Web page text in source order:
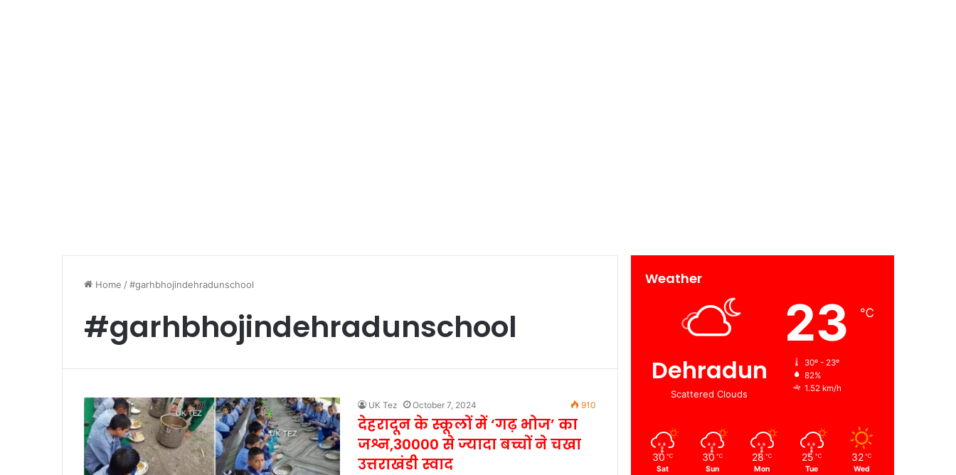
Home /#garhbhojindehradunschool
#garhbhojindehradunschool
UK Tez October 7, 2024 910
देहरादून के स्कूलों में ‘गढ़ भोज’ का
जश्न,30000 से ज्यादा बच्चों ने चखा
उत्तराखंडी स्वाद
Weather
Dehradun
Scattered Clouds
23 ℃
30º - 23º
82%
1.52 km/h
30 ℃
Sat
30 ℃
Sun
28 ℃
Mon
25 ℃
Tue
32 ℃
Wed